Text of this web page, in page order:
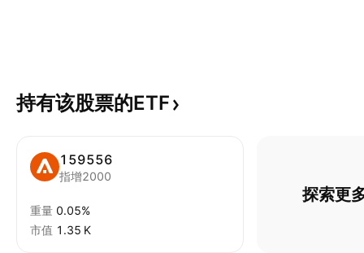
持有该股票的ETF
159556
指增2000
重量 0.05%
市值 ‪1.35 K‬
探索更